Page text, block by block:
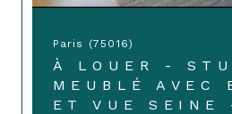
Paris (75016)
À LOUER -
MEUBLÉ AVEC
ET VUE SEINE